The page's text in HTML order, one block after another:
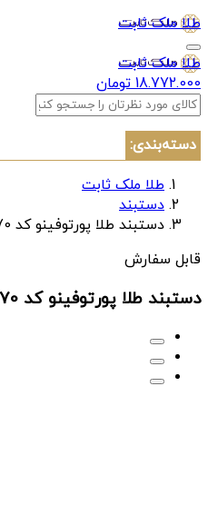
طلا ملک ثابت
طلا ملک ثابت
18.772.000 تومان
دسته‌بندی:
طلا ملک ثابت
دستبند
دستبند طلا پورتوفینو کد 2570
قابل سفارش
دستبند طلا پورتوفینو کد 2570